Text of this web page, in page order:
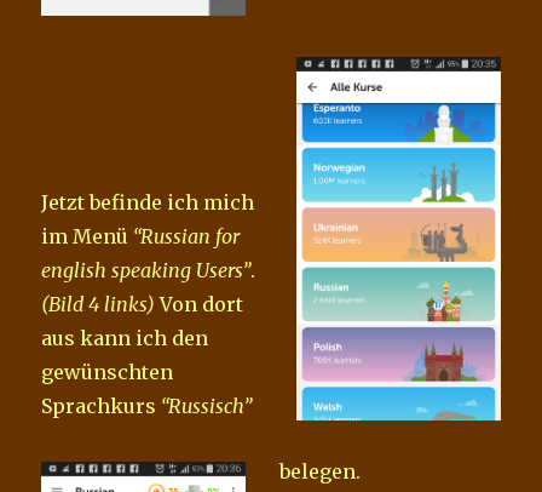
Jetzt befinde ich mich
im Menü “Russian for
english speaking Users”.
(Bild 4 links) Von dort
aus kann ich den
gewünschten
Sprachkurs “Russisch”
belegen.